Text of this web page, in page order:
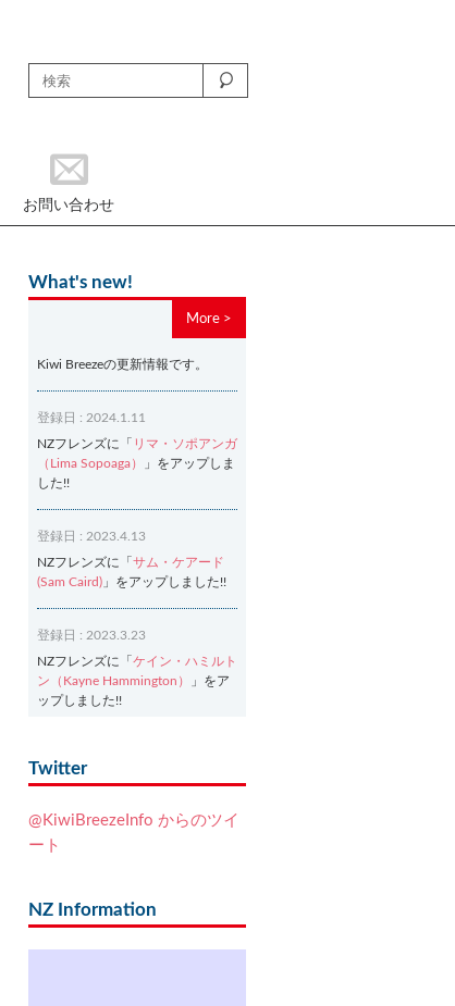
お問い合わせ
What's new!
More >
Kiwi Breezeの更新情報です。
登録日 : 2024.1.11
NZフレンズに「 リマ・ソポアンガ
（Lima Sopoaga）
」をアップしま
した!!
登録日 : 2023.4.13
NZフレンズに「 サム・ケアード
(Sam Caird) 」をアップしました!!
登録日 : 2023.3.23
NZフレンズに「 ケイン・ハミルト
ン（Kayne Hammington）
」をア
ップしました!!
NZフレンズに「
ました!!
ン・スミス）」をアップしまし
Twitter
@KiwiBreezeInfo からのツイ
ート
NZ Information